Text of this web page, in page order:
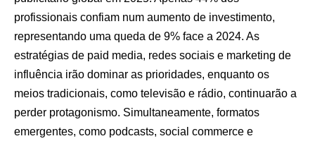
profissionais confiam num aumento de investimento,
representando uma queda de 9% face a 2024. As
estratégias de paid media, redes sociais e marketing de
influência irão dominar as prioridades, enquanto os
meios tradicionais, como televisão e rádio, continuarão a
perder protagonismo. Simultaneamente, formatos
emergentes, como podcasts, social commerce e